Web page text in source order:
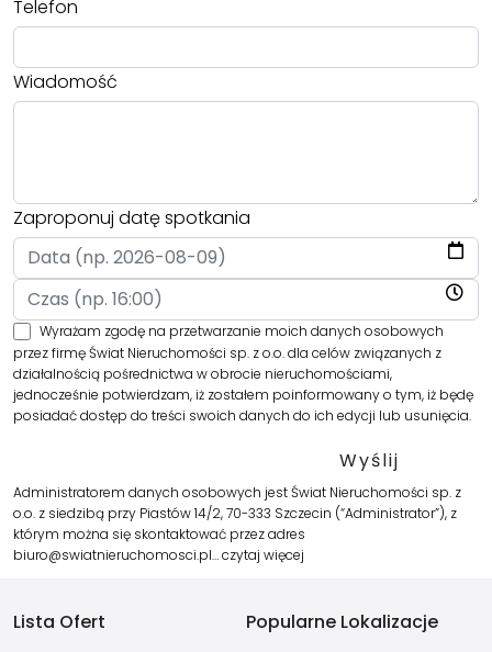
Telefon
Wiadomość
Zaproponuj datę spotkania
Wyrażam zgodę na przetwarzanie moich danych osobowych
przez firmę Świat Nieruchomości sp. z o.o. dla celów związanych z
działalnością pośrednictwa w obrocie nieruchomościami,
jednocześnie potwierdzam, iż zostałem poinformowany o tym, iż będę
posiadać dostęp do treści swoich danych do ich edycji lub usunięcia.
Administratorem danych osobowych jest Świat Nieruchomości sp. z
o.o. z siedzibą przy Piastów 14/2, 70-333 Szczecin (“Administrator”), z
którym można się skontaktować przez adres
biuro@swiatnieruchomosci.pl…czytaj więcej
Lista Ofert
Popularne Lokalizacje